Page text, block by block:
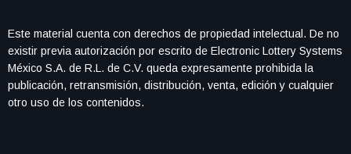
Este material cuenta con derechos de propiedad intelectual. De no
existir previa autorización por escrito de Electronic Lottery Systems
México S.A. de R.L. de C.V. queda expresamente prohibida la
publicación, retransmisión, distribución, venta, edición y cualquier
otro uso de los contenidos.